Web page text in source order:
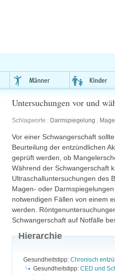
Untersuchungen vor und
Schlagworte : Darmspiegelung ,
Vor einer Schwangerschaft
Beurteilung der entzündlichen
geprüft werden, ob
Während der Schwangerschaft
Ultraschalluntersuchungen des
Magen- oder
notwendigen Fällen von einem
werden.
Schwangerschaft auf Notfälle
Hierarchie
Gesundheitstipp: Chronisch
Gesundheitstipp: CED und